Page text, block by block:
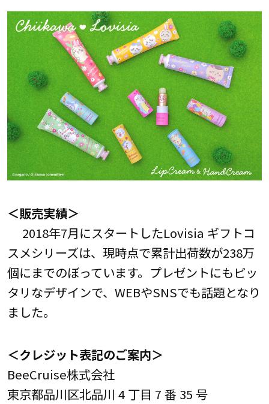
＜販売実績＞
2018年7月にスタートしたLovisia ギフトコ
スメシリーズは、現時点で累計出荷数が238万
個にまでのぼっています。プレゼントにもピッ
タリなデザインで、WEBやSNSでも話題となり
ました。
＜クレジット表記のご案内＞
BeeCruise株式会社
東京都品川区北品川 4 丁目 7 番 35 号